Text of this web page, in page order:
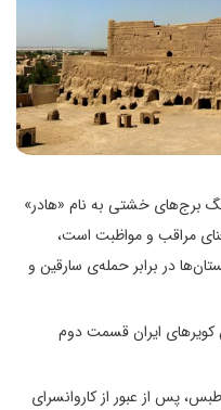
برج‌‌های خشتی به نام «هادر»
مراقب و مواظبت است،
در برابر حمله‌ی سارقین و
پس از عبور از کاروانسرای